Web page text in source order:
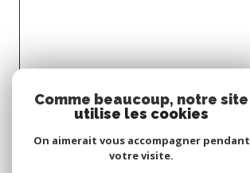
Nous suivre sur
Comme beaucoup, notre site
utilise les cookies
On aimerait vous accompagner pendant
votre visite.